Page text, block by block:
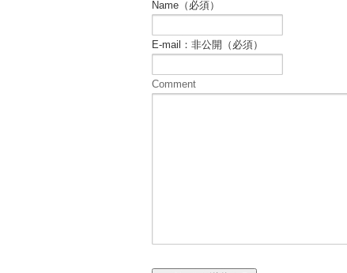
Name（必須）
E-mail：非公開（必須）
Comment